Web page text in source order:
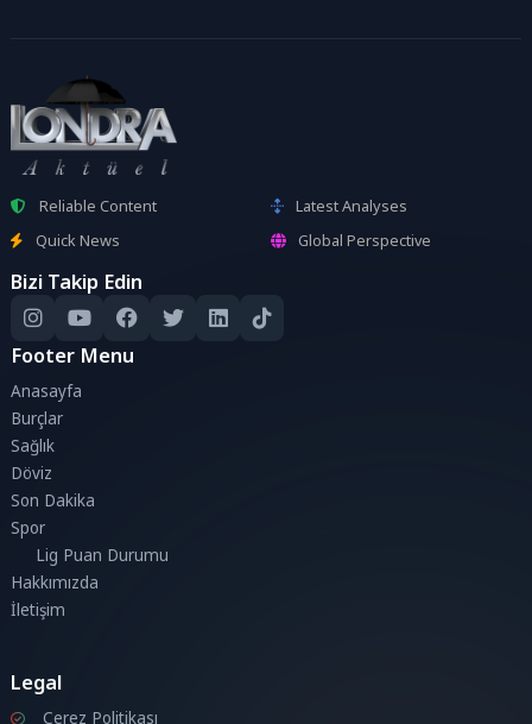
Reliable Content
Latest Analyses
Quick News
Global Perspective
Bizi Takip Edin
Footer Menu
Anasayfa
Burçlar
Sağlık
Döviz
Son Dakika
Spor
Lig Puan Durumu
Hakkımızda
İletişim
Legal
Çerez Politikası